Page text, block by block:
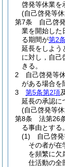
啓発等休業を
(自己啓発等
第7条
自己啓
業を開始した
る期間が第2条
延長をしよう
に対し，自己
きる。
2
自己啓発等
がある場合を
3
第5条第2項
延長の承認に
(自己啓発等
第8条
法第26
る事由とする。
(1)
自己啓
その者が在
を頻繁に欠
仕活動の全